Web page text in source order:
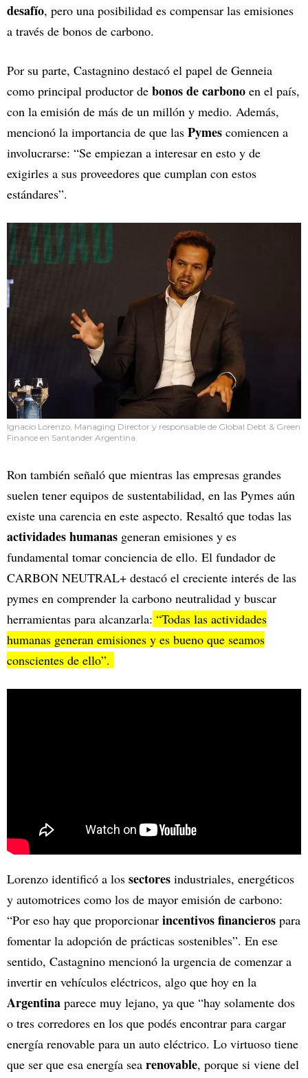
desafío, pero una posibilidad es compensar las emisiones
a través de bonos de carbono.
Por su parte, Castagnino destacó el papel de Genneia
como principal productor de bonos de carbono en el país,
con la emisión de más de un millón y medio. Además,
mencionó la importancia de que las Pymes comiencen a
involucrarse: “Se empiezan a interesar en esto y de
exigirles a sus proveedores que cumplan con estos
estándares”.
Ignacio Lorenzo, Managing Director y responsable de Global Debt & Green
Finance en Santander Argentina.
Ron también señaló que mientras las empresas grandes
suelen tener equipos de sustentabilidad, en las Pymes aún
existe una carencia en este aspecto. Resaltó que todas las
actividades humanas generan emisiones y es
fundamental tomar conciencia de ello. El fundador de
CARBON NEUTRAL+ destacó el creciente interés de las
pymes en comprender la carbono neutralidad y buscar
herramientas para alcanzarla: “Todas las actividades
humanas generan emisiones y es bueno que seamos
conscientes de ello”.
Lorenzo identificó a los sectores industriales, energéticos
y automotrices como los de mayor emisión de carbono:
“Por eso hay que proporcionar incentivos financieros para
fomentar la adopción de prácticas sostenibles”. En ese
sentido, Castagnino mencionó la urgencia de comenzar a
invertir en vehículos eléctricos, algo que hoy en la
Argentina parece muy lejano, ya que “hay solamente dos
o tres corredores en los que podés encontrar para cargar
energía renovable para un auto eléctrico. Lo virtuoso tiene
que ser que esa energía sea renovable, porque si viene del